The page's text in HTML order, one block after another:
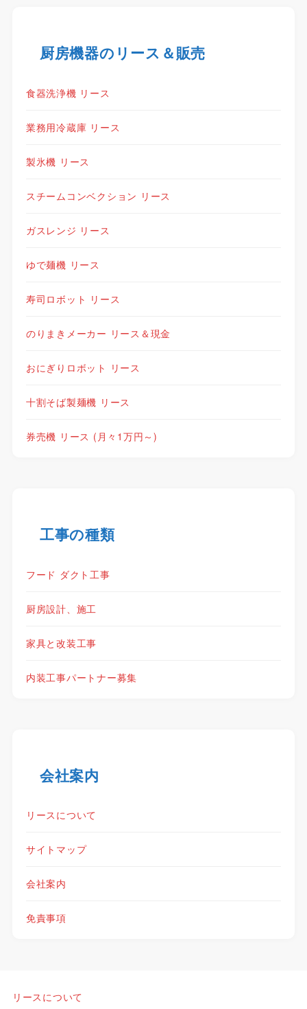
厨房機器のリース＆販売
食器洗浄機 リース
業務用冷蔵庫 リース
製氷機 リース
スチームコンベクション リース
ガスレンジ リース
ゆで麺機 リース
寿司ロボット リース
のりまきメーカー リース＆現金
おにぎりロボット リース
十割そば製麺機 リース
券売機 リース (月々1万円～)
工事の種類
フード ダクト工事
厨房設計、施工
家具と改装工事
内装工事パートナー募集
会社案内
リースについて
サイトマップ
会社案内
免責事項
リースについて